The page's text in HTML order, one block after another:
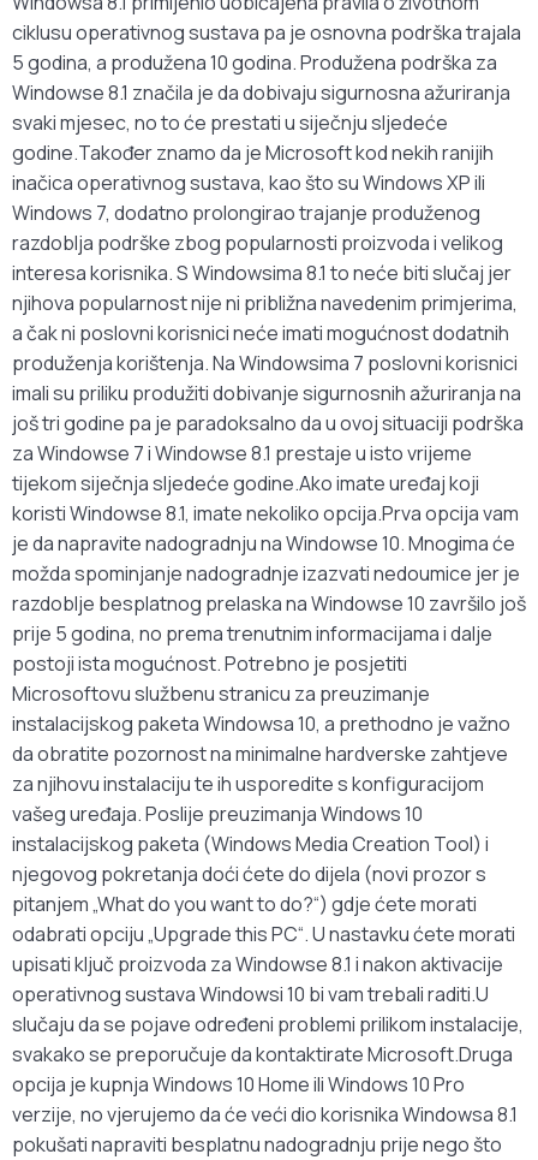
ciklusu operativnog sustava pa je osnovna podrška trajala
5 godina, a produžena 10 godina. Produžena podrška za
Windowse 8.1 značila je da dobivaju sigurnosna ažuriranja
svaki mjesec, no to će prestati u siječnju sljedeće
godine.Također znamo da je Microsoft kod nekih ranijih
inačica operativnog sustava, kao što su Windows XP ili
Windows 7, dodatno prolongirao trajanje produženog
razdoblja podrške zbog popularnosti proizvoda i velikog
interesa korisnika. S Windowsima 8.1 to neće biti slučaj jer
njihova popularnost nije ni približna navedenim primjerima,
a čak ni poslovni korisnici neće imati mogućnost dodatnih
produženja korištenja. Na Windowsima 7 poslovni korisnici
imali su priliku produžiti dobivanje sigurnosnih ažuriranja na
još tri godine pa je paradoksalno da u ovoj situaciji podrška
za Windowse 7 i Windowse 8.1 prestaje u isto vrijeme
tijekom siječnja sljedeće godine.Ako imate uređaj koji
koristi Windowse 8.1, imate nekoliko opcija.Prva opcija vam
je da napravite nadogradnju na Windowse 10. Mnogima će
možda spominjanje nadogradnje izazvati nedoumice jer je
razdoblje besplatnog prelaska na Windowse 10 završilo još
prije 5 godina, no prema trenutnim informacijama i dalje
postoji ista mogućnost. Potrebno je posjetiti
Microsoftovu službenu stranicu za preuzimanje
instalacijskog paketa Windowsa 10, a prethodno je važno
da obratite pozornost na minimalne hardverske zahtjeve
za njihovu instalaciju te ih usporedite s konfiguracijom
vašeg uređaja. Poslije preuzimanja Windows 10
instalacijskog paketa (Windows Media Creation Tool) i
njegovog pokretanja doći ćete do dijela (novi prozor s
pitanjem „What do you want to do?“) gdje ćete morati
odabrati opciju „Upgrade this PC“. U nastavku ćete morati
upisati ključ proizvoda za Windowse 8.1 i nakon aktivacije
operativnog sustava Windowsi 10 bi vam trebali raditi.U
slučaju da se pojave određeni problemi prilikom instalacije,
svakako se preporučuje da kontaktirate Microsoft.Druga
opcija je kupnja Windows 10 Home ili Windows 10 Pro
verzije, no vjerujemo da će veći dio korisnika Windowsa 8.1
pokušati napraviti besplatnu nadogradnju prije nego što